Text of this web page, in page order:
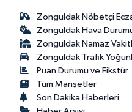
Zonguldak Nöbetçi
Zonguldak Hava
Zonguldak Namaz
Zonguldak Trafik
Puan Durumu ve Fikstür
Tüm Manşetler
Son Dakika Haberleri